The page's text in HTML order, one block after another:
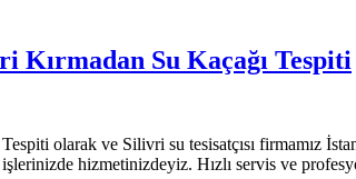
Kırmadan Su Kaçağı Tespiti
olarak ve Silivri su tesisatçısı firmamız
hizmetinizdeyiz. Hızlı servis ve